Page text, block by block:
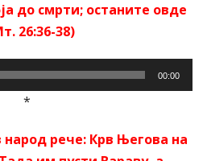
до смрти; останите овде
26:36-38)
00:00
*
народ рече: Крв Његова на